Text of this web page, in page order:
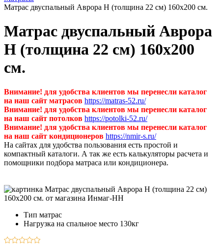
Матрас двуспальный Аврора Н (толщина 22 см) 160х200 см.
Матрас двуспальный Аврора
Н (толщина 22 см) 160х200
см.
Внимание! для удобства клиентов мы перенесли каталог
на наш сайт матрасов https://matras-52.ru/
Внимание! для удобства клиентов мы перенесли каталог
на наш сайт потолков https://potolki-52.ru/
Внимание! для удобства клиентов мы перенесли каталог
на наш сайт кондиционеров https://nmir-s.ru/
На сайтах для удобства пользования есть простой и
компактный каталоги. А так же есть калькуляторы расчета и
помощники подбора матраса или кондиционера.
Тип матрас
Нагрузка на спальное место 130кг